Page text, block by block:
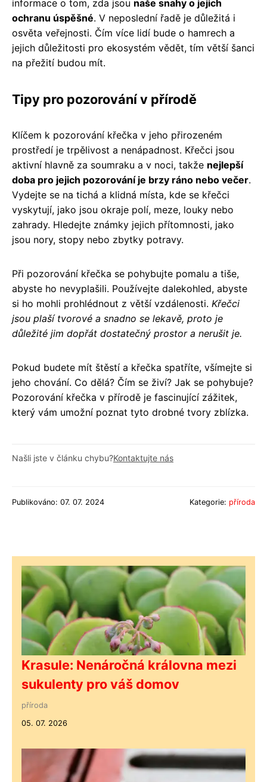
informace o tom, zda jsou naše snahy o jejich
ochranu úspěšné. V neposlední řadě je důležitá i
osvěta veřejnosti. Čím více lidí bude o hamrech a
jejich důležitosti pro ekosystém vědět, tím větší šanci
na přežití budou mít.
Tipy pro pozorování v přírodě
Klíčem k pozorování křečka v jeho přirozeném
prostředí je trpělivost a nenápadnost. Křečci jsou
aktivní hlavně za soumraku a v noci, takže nejlepší
doba pro jejich pozorování je brzy ráno nebo večer.
Vydejte se na tichá a klidná místa, kde se křečci
vyskytují, jako jsou okraje polí, meze, louky nebo
zahrady. Hledejte známky jejich přítomnosti, jako
jsou nory, stopy nebo zbytky potravy.
Při pozorování křečka se pohybujte pomalu a tiše,
abyste ho nevyplašili. Používejte dalekohled, abyste
si ho mohli prohlédnout z větší vzdálenosti. Křečci
jsou plaší tvorové a snadno se lekavě, proto je
důležité jim dopřát dostatečný prostor a nerušit je.
Pokud budete mít štěstí a křečka spatříte, všímejte si
jeho chování. Co dělá? Čím se živí? Jak se pohybuje?
Pozorování křečka v přírodě je fascinující zážitek,
který vám umožní poznat tyto drobné tvory zblízka.
Našli jste v článku chybu?Kontaktujte nás
Publikováno: 07. 07. 2024 Kategorie: příroda
Krasule: Nenáročná královna mezi
sukulenty pro váš domov
příroda
05. 07. 2026